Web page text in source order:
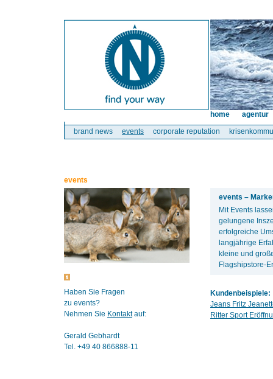
brand news events corporate reputation
home agentur
events
Haben Sie Fragen
zu events?
Nehmen Sie Kontaktauf:
Gerald Gebhardt
Tel. +49 40 866888-11
events –
Mit Events
gelungene
erfolgreiche
langjährige
kleine und
Flagshipstore-
Kundenbeispiele:
Jeans Fritz
Ritter Sport